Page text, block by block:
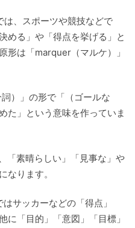
は、スポーツや競技などで
める」や「得点を挙げる」と
形は「marquer（マルケ）」
）」の形で「（ゴールな
た」という意味を作っていま
「素晴らしい」「見事な」や
なります。
サッカーなどの「得点」
に「目的」「意図」「目標」